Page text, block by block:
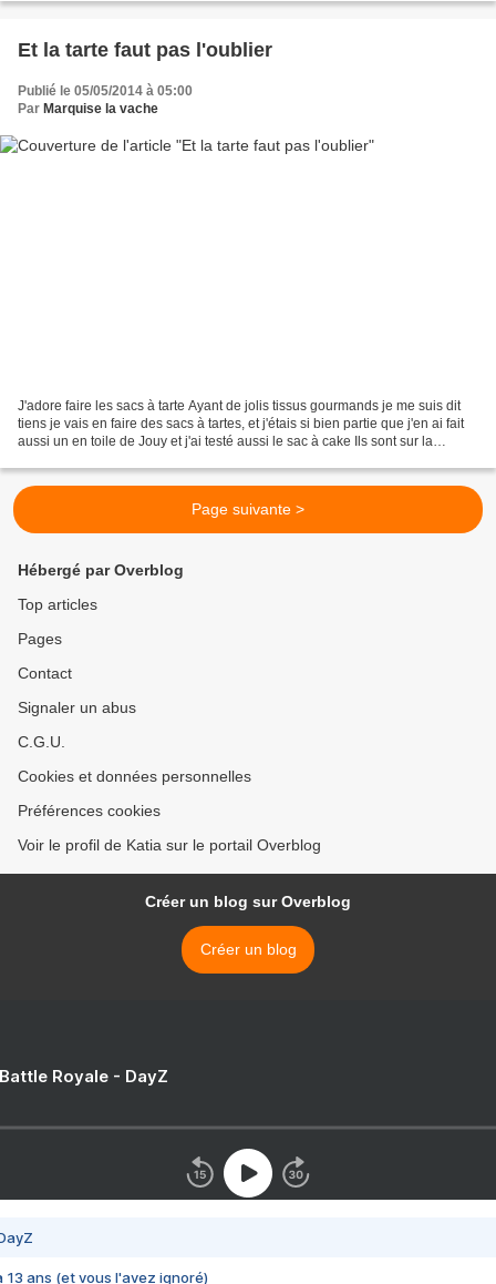
Et la tarte faut pas l'oublier
Publié le 05/05/2014 à 05:00
Par Marquise la vache
J'adore faire les sacs à tarte Ayant de jolis tissus gourmands je me suis dit
tiens je vais en faire des sacs à tartes, et j'étais si bien partie que j'en ai fait
aussi un en toile de Jouy et j'ai testé aussi le sac à cake Ils sont sur la
Page suivante >
Hébergé par Overblog
Top articles
Pages
Contact
Signaler un abus
C.G.U.
Cookies et données personnelles
Préférences cookies
Voir le profil de Katia sur le portail Overblog
Créer un blog sur Overblog
Créer un blog
Royale - DayZ
13 ans (et vous l'avez ignoré)